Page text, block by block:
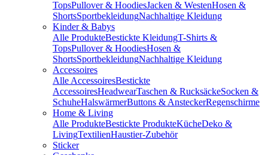
TopsPullover & HoodiesJacken & WestenHosen &
ShortsSportbekleidungNachhaltige Kleidung
Kinder & Babys
Alle ProdukteBestickte KleidungT-Shirts &
TopsPullover & HoodiesHosen &
ShortsSportbekleidungNachhaltige Kleidung
Accessoires
Alle AccessoiresBestickte
AccessoiresHeadwearTaschen & RucksäckeSocken &
SchuheHalswärmerButtons & AnsteckerRegenschirme
Home & Living
Alle ProdukteBestickte ProdukteKücheDeko &
LivingTextilienHaustier-Zubehör
Sticker